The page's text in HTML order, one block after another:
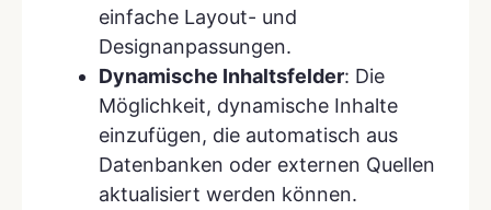
einfache Layout- und
Designanpassungen.
Dynamische Inhaltsfelder: Die
Möglichkeit, dynamische Inhalte
einzufügen, die automatisch aus
Datenbanken oder externen Quellen
aktualisiert werden können.